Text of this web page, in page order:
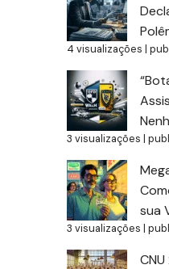
4 visualizações |
3 visualizações |
sua
3 visualizações |